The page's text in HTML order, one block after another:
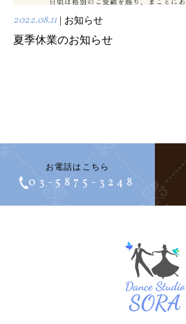
2022.08.11| お知らせ
夏季休業のお知らせ
お電話はこちら
03-5875-3248